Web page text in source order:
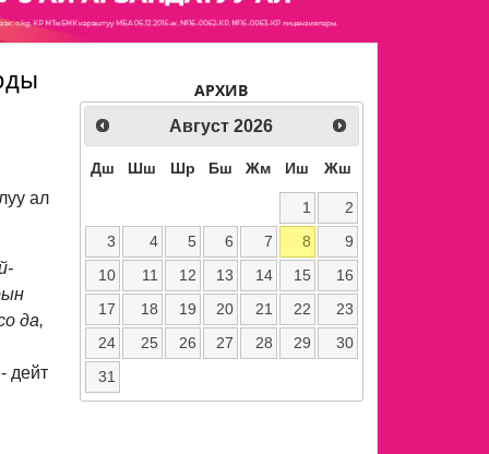
ал
да,
дейт
АРХИВ
Август 2026
Дш Шш Шр Бш Жм Иш Жш
1
2
3
4 5 6 7 8
9
10
11 12 13 14 15
16
17
18 19 20 21 22
23
24
25 26 27 28 29
30
31